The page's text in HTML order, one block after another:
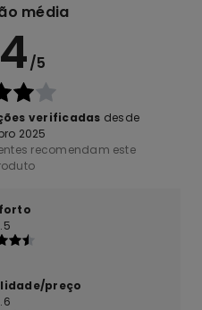
média
/5
verificadas desde
2025
recomendam este
preço